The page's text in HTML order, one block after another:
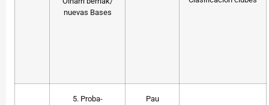
nuevas Bases
5. Proba-
Pau